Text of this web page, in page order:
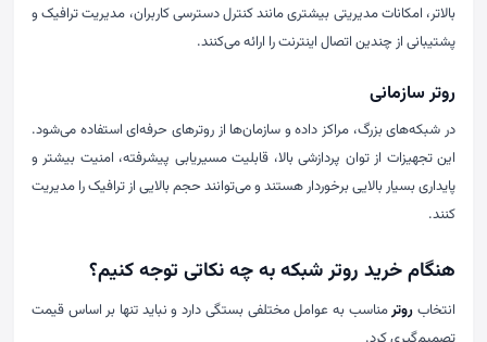
بالاتر، امکانات مدیریتی بیشتری مانند کنترل دسترسی کاربران، مدیریت ترافیک و
پشتیبانی از چندین اتصال اینترنت را ارائه می‌کنند.
روتر سازمانی
در شبکه‌های بزرگ، مراکز داده و سازمان‌ها از روترهای حرفه‌ای استفاده می‌شود.
این تجهیزات از توان پردازشی بالا، قابلیت مسیریابی پیشرفته، امنیت بیشتر و
پایداری بسیار بالایی برخوردار هستند و می‌توانند حجم بالایی از ترافیک را مدیریت
کنند.
هنگام خرید روتر شبکه به چه نکاتی توجه کنیم؟
انتخاب روترمناسب به عوامل مختلفی بستگی دارد و نباید تنها بر اساس قیمت